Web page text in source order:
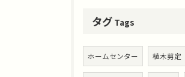
タグ Tags
ホームセンター 植木剪定